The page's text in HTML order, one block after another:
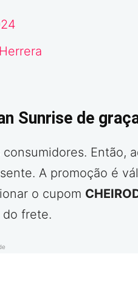
Sunrise de
Então,
A promoção é
o cupom
frete.